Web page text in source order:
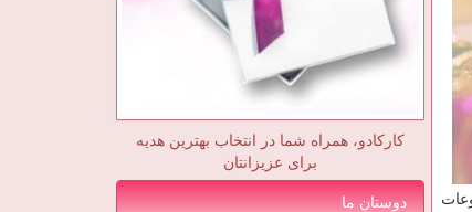
کارکادو، همراه شما در انتخاب بهترین هدیه
برای عزیزانتان
دوستان ما